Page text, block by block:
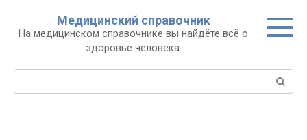
контенту
Медицинский справочник
На медицинском справочнике вы найдёте всё о
здоровье человека.